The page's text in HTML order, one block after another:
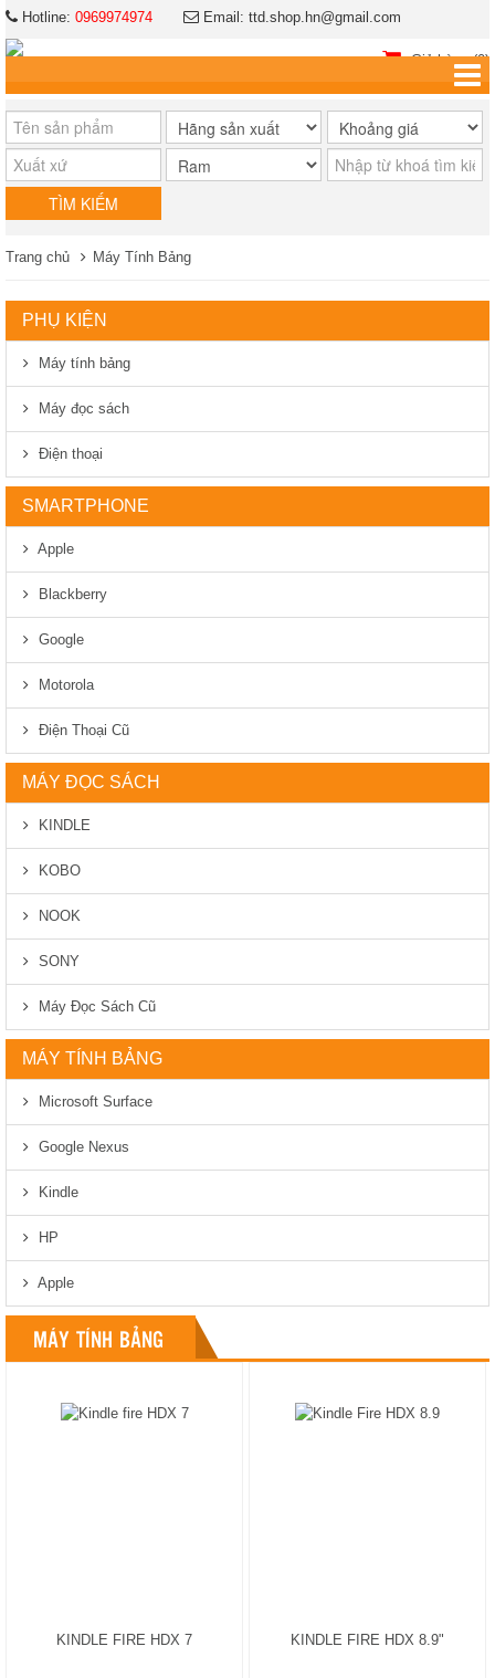
Hotline: 0969974974 Email: ttd.shop.hn@gmail.com
Giỏ hàng (0)
Trang chủ Máy Tính Bảng
PHỤ KIỆN
Máy tính bảng
Máy đọc sách
Điện thoại
SMARTPHONE
Apple
Blackberry
Google
Motorola
Điện Thoại Cũ
MÁY ĐỌC SÁCH
KINDLE
KOBO
NOOK
SONY
Máy Đọc Sách Cũ
MÁY TÍNH BẢNG
Microsoft Surface
Google Nexus
Kindle
HP
Apple
MÁY TÍNH BẢNG
KINDLE FIRE HDX 7 KINDLE FIRE HDX 8.9"